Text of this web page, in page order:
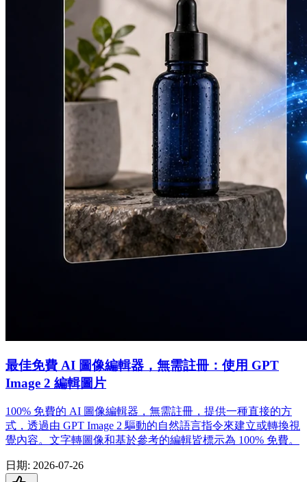
最佳免費 AI 圖像編輯器，無需註冊：使用 GPT
Image 2 編輯圖片
100% 免費的 AI 圖像編輯器，無需註冊，提供一種直接的方
式，透過由 GPT Image 2 驅動的自然語言指令來建立或轉換視
覺內容。文字轉圖像和基於參考的編輯皆標示為 100% 免費。
日期: 2026-07-26